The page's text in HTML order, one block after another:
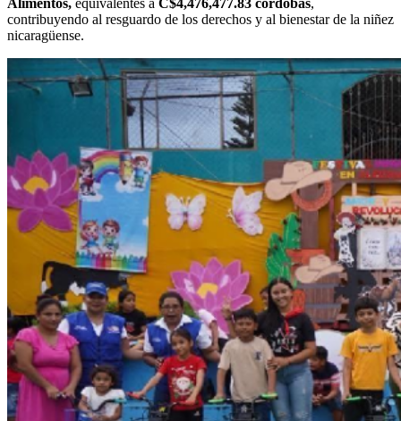
contribuyendo al resguardo de los derechos y al bienestar de la niñez
nicaragüense.